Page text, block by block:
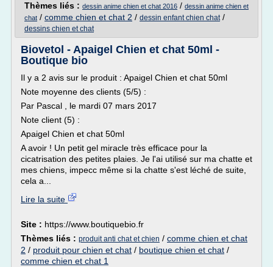
Thèmes liés : dessin anime chien et chat 2016 / dessin anime chien et
chat / comme chien et chat 2 / dessin enfant chien chat/
dessins chien et chat
Biovetol - Apaigel Chien et chat 50ml -
Boutique bio
Il y a 2 avis sur le produit : Apaigel Chien et chat 50ml
Note moyenne des clients (5/5) :
Par Pascal , le mardi 07 mars 2017
Note client (5) :
Apaigel Chien et chat 50ml
A avoir ! Un petit gel miracle très efficace pour la
cicatrisation des petites plaies. Je l'ai utilisé sur ma chatte et
mes chiens, impecc même si la chatte s'est léché de suite,
cela a...
Lire la suite
Site : https://www.boutiquebio.fr
Thèmes liés : produit anti chat et chien / comme chien et chat
2 / produit pour chien et chat / boutique chien et chat /
comme chien et chat 1